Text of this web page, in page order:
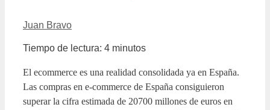
Juan Bravo
Tiempo de lectura: 4 minutos
El ecommerce es una realidad consolidada ya en España.
Las compras en e-commerce de España consiguieron
superar la cifra estimada de 20700 millones de euros en